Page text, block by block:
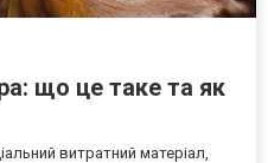
що це таке та як
витратний матеріал,